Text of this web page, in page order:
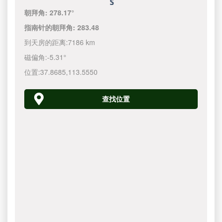
朝拜角:278.17°
指南针的朝拜角:283.48
到天房的距离:7186 km
磁偏角:-5.31°
位置:37.8685,113.5550
查找位置